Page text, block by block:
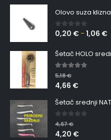
Olovo suza klizna
0 out of 5
0,20 € –1,06 €
5.00out of 5
5,18€
4,66 €
0 out of 5
4,67€
4,20 €